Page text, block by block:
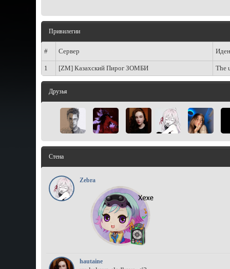
Привилегии
# Сервер
1 [ZM] Казахский Пирог ЗОМБИ The
Друзья
Стена
Zebra
hautaine